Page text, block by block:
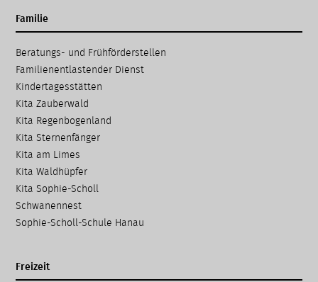
Familie
Navigation
überspringen
Beratungs- und Frühförder­stellen
Familien­entlastender Dienst
Kinder­tages­stätten
Kita Zauberwald
Kita Regenbogenland
Kita Sternenfänger
Kita am Limes
Kita Waldhüpfer
Kita Sophie-Scholl
Schwanennest
Sophie-Scholl-Schule Hanau
Freizeit